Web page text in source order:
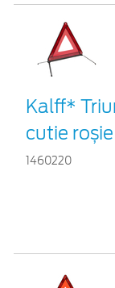
Kalff*
cutie roșie
1460220